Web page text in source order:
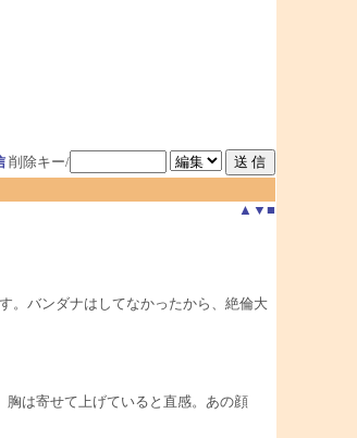
削除キー/
▲ ▼ ■
。バンダナはしてなかったから、絶倫大
胸は寄せて上げていると直感。あの顔